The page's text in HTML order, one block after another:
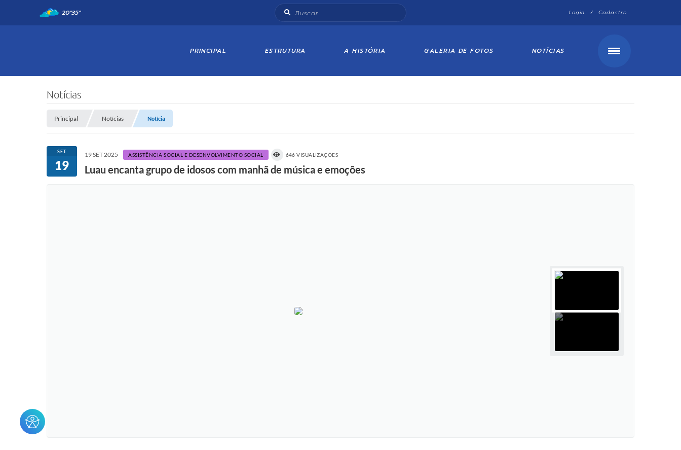
Login / Cadastro
20°35°
PRINCIPAL ESTRUTURA A HISTÓRIA GALERIA DE FOTOS NOTÍCIAS
Notícias
Principal Notícias Notícia
SET
19
19 SET 2025 ASSISTÊNCIA SOCIAL E DESENVOLVIMENTO SOCIAL 646 VISUALIZAÇÕES
Luau encanta grupo de idosos com manhã de música e emoções